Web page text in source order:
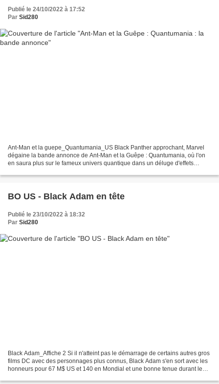
Publié le 24/10/2022 à 17:52
Par Sid280
Ant-Man et la guepe_Quantumania_US Black Panther approchant, Marvel
dégaine la bande annonce de Ant-Man et la Guêpe : Quantumania, où l'on
en saura plus sur le fameux univers quantique dans un déluge d'effets
BO US - Black Adam en tête
Publié le 23/10/2022 à 18:32
Par Sid280
Black Adam_Affiche 2 Si il n'atteint pas le démarrage de certains autres gros
films DC avec des personnages plus connus, Black Adam s'en sort avec les
honneurs pour 67 M$ US et 140 en Mondial et une bonne tenue durant le